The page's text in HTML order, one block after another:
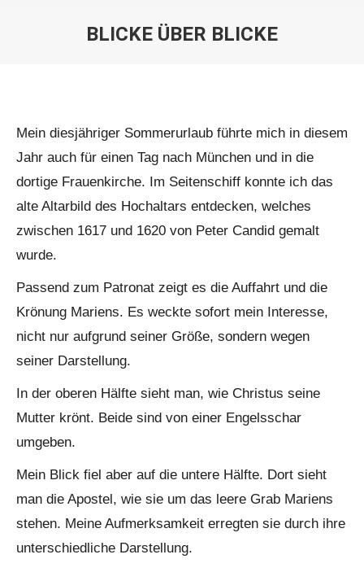
BLICKE ÜBER BLICKE
Mein diesjähriger Sommerurlaub führte mich in diesem
Jahr auch für einen Tag nach München und in die
dortige Frauenkirche. Im Seitenschiff konnte ich das
alte Altarbild des Hochaltars entdecken, welches
zwischen 1617 und 1620 von Peter Candid gemalt
wurde.
Passend zum Patronat zeigt es die Auffahrt und die
Krönung Mariens. Es weckte sofort mein Interesse,
nicht nur aufgrund seiner Größe, sondern wegen
seiner Darstellung.
In der oberen Hälfte sieht man, wie Christus seine
Mutter krönt. Beide sind von einer Engelsschar
umgeben.
Mein Blick fiel aber auf die untere Hälfte. Dort sieht
man die Apostel, wie sie um das leere Grab Mariens
stehen. Meine Aufmerksamkeit erregten sie durch ihre
unterschiedliche Darstellung.